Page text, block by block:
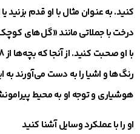
کنید. به عنوان مثال با او قدم بزنید
درخت با جملاتی مانند «گل‌های
رنگ‌ها و اشیا را به دست می‌آورند به
هوشیاری و توجه او به محیط
او را با عملکرد وسایل آشنا کنید